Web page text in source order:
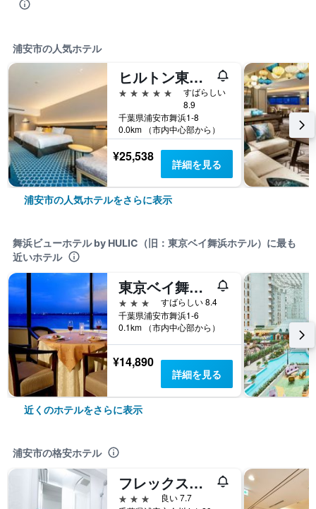
浦安市の人気ホテル
ヒルトン東京ベイ
5つ星
すばらしい
8.9
千葉県浦安市舞浜1-8
0.0km （市内中心部から）
¥25,538 詳細を見る
浦安市の人気ホテルをさらに表示
舞浜ビューホテル by HULIC（旧：東京ベイ舞浜ホテル）に最も
近いホテル
東京ベイ舞浜ホテル ファーストリゾート
3つ星
すばらしい 8.4
千葉県浦安市舞浜1-6
0.1km （市内中心部から）
¥14,890
詳細を見る
近くのホテルをさらに表示
浦安市の格安ホテル
フレックステイイン新浦安
3つ星
良い 7.7